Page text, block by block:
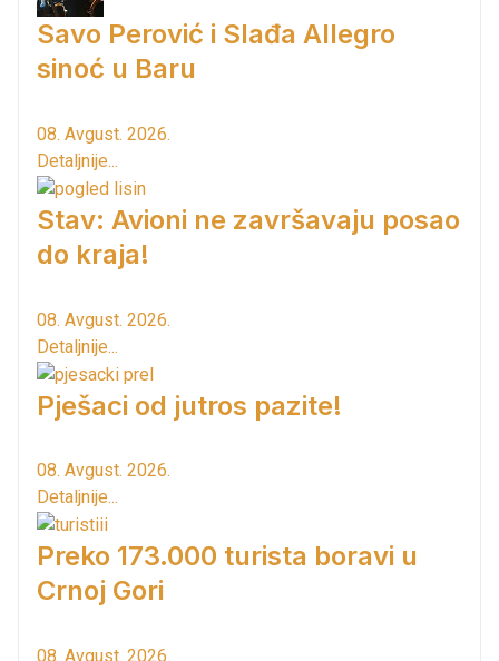
Savo Perović i Slađa Allegro
sinoć u Baru
08. Avgust. 2026.
Detaljnije...
Stav: Avioni ne završavaju posao
do kraja!
08. Avgust. 2026.
Detaljnije...
Pješaci od jutros pazite!
08. Avgust. 2026.
Detaljnije...
Preko 173.000 turista boravi u
Crnoj Gori
08. Avgust. 2026.